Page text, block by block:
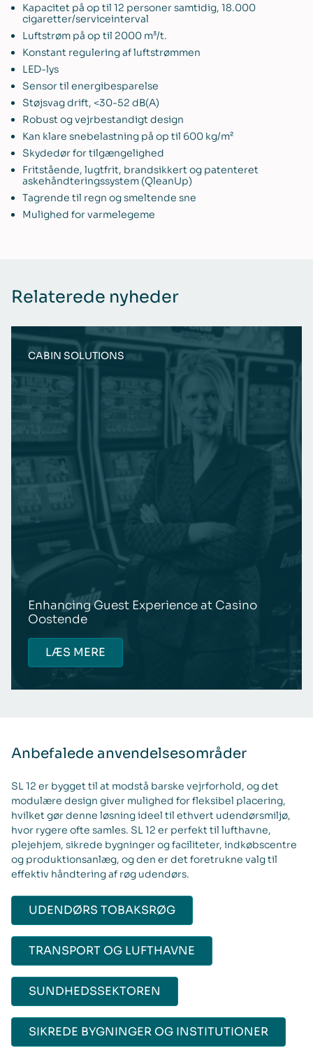
Kapacitet på op til 12 personer samtidig, 18.000
cigaretter/serviceinterval
Luftstrøm på op til 2000 m³/t.
Konstant regulering af luftstrømmen
LED-lys
Sensor til energibesparelse
Støjsvag drift, <30-52 dB(A)
Robust og vejrbestandigt design
Kan klare snebelastning på op til 600 kg/m²
Skydedør for tilgængelighed
Fritstående, lugtfrit, brandsikkert og patenteret
askehåndteringssystem (QleanUp)
Tagrende til regn og smeltende sne
Mulighed for varmelegeme
Relaterede nyheder
CABIN SOLUTIONS
Enhancing Guest Experience at Casino
Oostende
LÆS MERE
Anbefalede anvendelsesområder
SL 12 er bygget til at modstå barske vejrforhold, og det
modulære design giver mulighed for fleksibel placering,
hvilket gør denne løsning ideel til ethvert udendørsmiljø,
hvor rygere ofte samles. SL 12 er perfekt til lufthavne,
plejehjem, sikrede bygninger og faciliteter, indkøbscentre
og produktionsanlæg, og den er det foretrukne valg til
effektiv håndtering af røg udendørs.
UDENDØRS TOBAKSRØG
TRANSPORT OG LUFTHAVNE
SUNDHEDSSEKTOREN
SIKREDE BYGNINGER OG INSTITUTIONER